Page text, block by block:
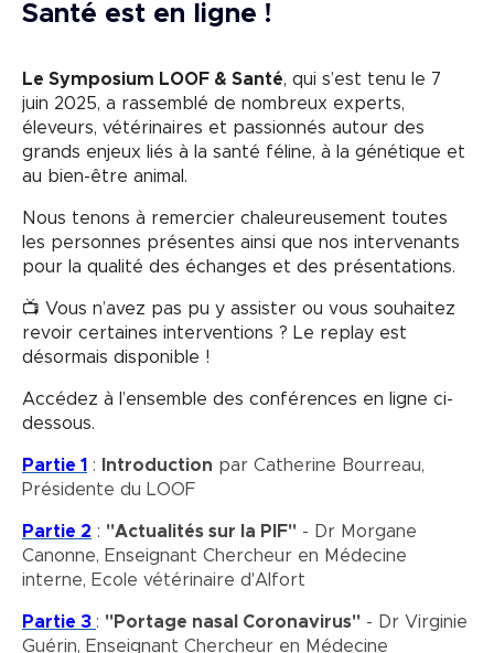
Santé est en ligne !
Le Symposium LOOF & Santé, qui s’est tenu le 7
juin 2025, a rassemblé de nombreux experts,
éleveurs, vétérinaires et passionnés autour des
grands enjeux liés à la santé féline, à la génétique et
au bien-être animal.
Nous tenons à remercier chaleureusement toutes
les personnes présentes ainsi que nos intervenants
pour la qualité des échanges et des présentations.
📺 Vous n’avez pas pu y assister ou vous souhaitez
revoir certaines interventions ? Le replay est
désormais disponible !
Accédez à l’ensemble des conférences en ligne ci-
dessous.
Partie 1 : Introduction par Catherine Bourreau,
Présidente du LOOF
Partie 2 : "Actualités sur la PIF" - Dr Morgane
Canonne, Enseignant Chercheur en Médecine
interne, Ecole vétérinaire d'Alfort
Partie 3 : "Portage nasal Coronavirus" - Dr Virginie
Guérin, Enseignant Chercheur en Médecine